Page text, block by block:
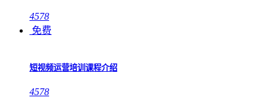
4578
免费
短视频运营培训课程介绍
4578